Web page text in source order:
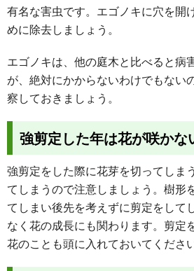
有名な害虫です。エゴノキに穴を開
めに除去しましょう。
エゴノキは、他の庭木と比べると病
が、絶対にかからないわけでもない
察しておきましょう。
強剪定した年は花が咲かな
強剪定をした際に花芽を切ってしま
てしまうので注意しましょう。樹形
てしまい後先を考えずに剪定をして
なく花の成長にも関わります。剪定
花のことも頭に入れておいてください